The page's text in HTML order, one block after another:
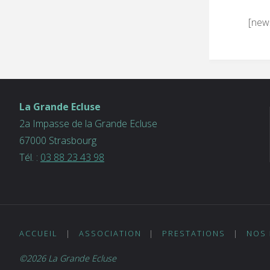
La Grande Ecluse
2a Impasse de la Grande Ecluse
67000 Strasbourg
Tél. : 03 88 23 43 98
ACCUEIL | ASSOCIATION | PRESTATIONS | NOS
©2026 La Grande Ecluse